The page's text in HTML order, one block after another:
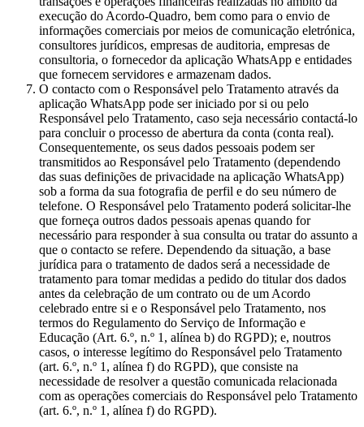
execução do Acordo-Quadro, bem como para o envio de
informações comerciais por meios de comunicação eletrónica,
consultores jurídicos, empresas de auditoria, empresas de
consultoria, o fornecedor da aplicação WhatsApp e entidades
que fornecem servidores e armazenam dados.
O contacto com o Responsável pelo Tratamento através da
aplicação WhatsApp pode ser iniciado por si ou pelo
Responsável pelo Tratamento, caso seja necessário contactá-lo
para concluir o processo de abertura da conta (conta real).
Consequentemente, os seus dados pessoais podem ser
transmitidos ao Responsável pelo Tratamento (dependendo
das suas definições de privacidade na aplicação WhatsApp)
sob a forma da sua fotografia de perfil e do seu número de
telefone. O Responsável pelo Tratamento poderá solicitar-lhe
que forneça outros dados pessoais apenas quando for
necessário para responder à sua consulta ou tratar do assunto a
que o contacto se refere. Dependendo da situação, a base
jurídica para o tratamento de dados será a necessidade de
tratamento para tomar medidas a pedido do titular dos dados
antes da celebração de um contrato ou de um Acordo
celebrado entre si e o Responsável pelo Tratamento, nos
termos do Regulamento do Serviço de Informação e
Educação (Art. 6.º, n.º 1, alínea b) do RGPD); e, noutros
casos, o interesse legítimo do Responsável pelo Tratamento
(art. 6.º, n.º 1, alínea f) do RGPD), que consiste na
necessidade de resolver a questão comunicada relacionada
com as operações comerciais do Responsável pelo Tratamento
(art. 6.º, n.º 1, alínea f) do RGPD).